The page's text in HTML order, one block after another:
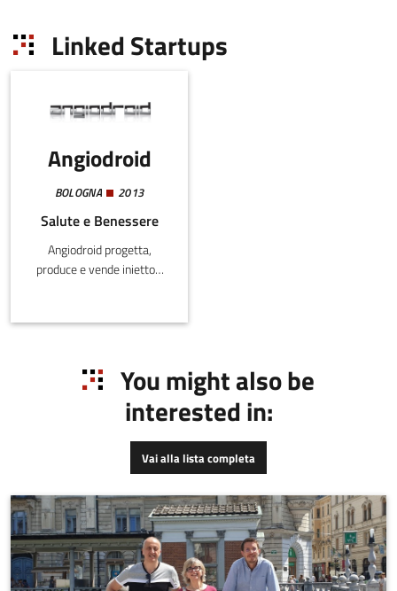
Linked Startups
Angiodroid
BOLOGNA 2013
Salute e Benessere
Angiodroid progetta,
produce e vende iniettori
mezzo di contrasto in
You might also be
interested in:
Vai alla lista completa